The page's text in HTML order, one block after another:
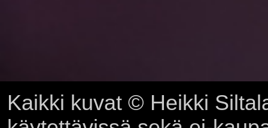
Kaikki kuvat © Heikki